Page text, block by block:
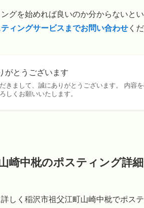
グを始めれば良いのか分からないと
ィングサービスまでお問い合わせ く
がとうございます
きまして、誠にありがとうございます。 内容
しくお願いいたします。
崎中枇のポスティング詳
しく稲沢市祖父江町山崎中枇でポス